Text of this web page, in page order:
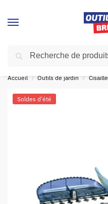
SOLDES
Accueil / Outils de jardin /
Soldes d'été